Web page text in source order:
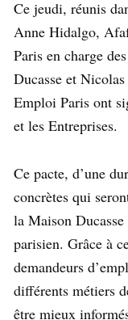
Ce jeudi, réunis
Anne Hidalgo,
Paris en charge
Ducasse et
Emploi Paris ont
et les Entreprises.
Ce pacte, d’une
concrètes qui
la Maison
parisien. Grâce à
demandeurs
différents métiers
être mieux